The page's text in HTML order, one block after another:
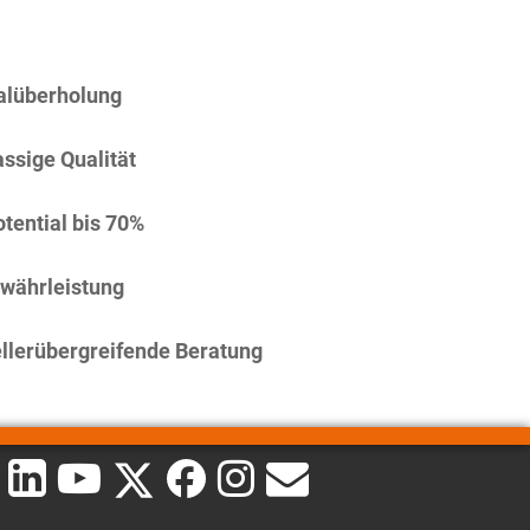
Qualität
bis 70%
Beratung